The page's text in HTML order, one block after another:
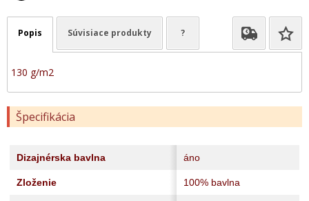
Popis Súvisiace produkty ?
130 g/m2
Špecifikácia
Dizajnérska bavlna áno
Zloženie 100% bavlna